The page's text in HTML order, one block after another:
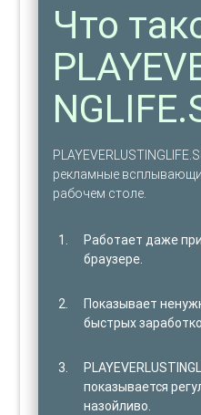
Что
рекламные
рабочем столе.
Работает даже
браузере.
Показывает
быстрых
показывается
назойливо.